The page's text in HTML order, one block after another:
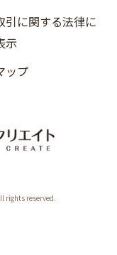
引に関する法律に
示
ップ
rights reserved.